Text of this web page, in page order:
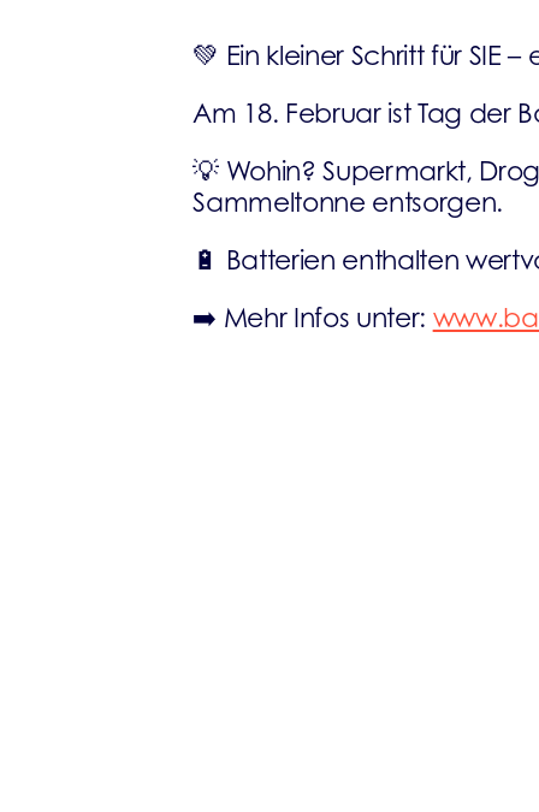
💚 Ein kleiner Schritt für SIE
Am 18. Februar ist Tag der
💡 Wohin? Supermarkt,
Sammeltonne entsorgen.
🔋 Batterien enthalten
➡️ Mehr Infos unter: